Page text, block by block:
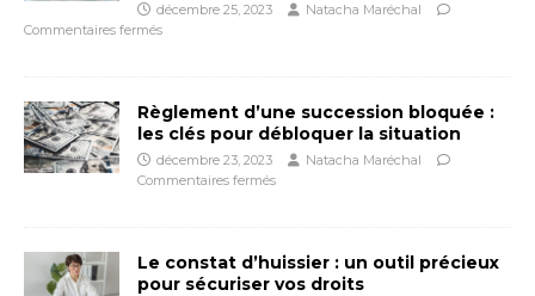
décembre 25, 2023
Natacha Maréchal
Commentaires fermés
Règlement d’une succession bloquée :
les clés pour débloquer la situation
décembre 23, 2023
Natacha Maréchal
Commentaires fermés
Le constat d’huissier : un outil précieux
pour sécuriser vos droits